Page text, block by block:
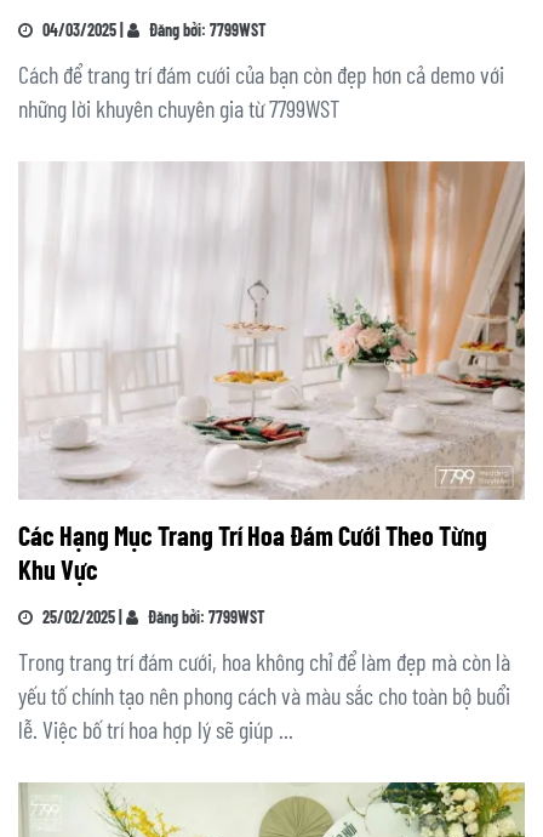
04/03/2025 | Đăng bởi: 7799WST
Cách để trang trí đám cưới của bạn còn đẹp hơn cả demo với
những lời khuyên chuyên gia từ 7799WST
Các Hạng Mục Trang Trí Hoa Đám Cưới Theo Từng
Khu Vực
25/02/2025 | Đăng bởi: 7799WST
Trong trang trí đám cưới, hoa không chỉ để làm đẹp mà còn là
yếu tố chính tạo nên phong cách và màu sắc cho toàn bộ buổi
lễ. Việc bố trí hoa hợp lý sẽ giúp ...